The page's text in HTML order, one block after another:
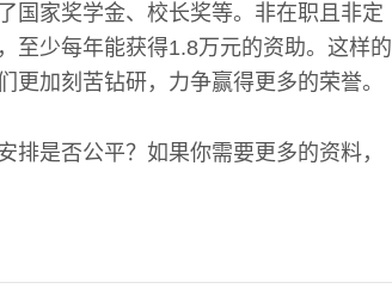
国家奖学金、校长奖等。非在职且非定
至少每年能获得1.8万元的资助。这样的
加刻苦钻研，力争赢得更多的荣誉。
是否公平？如果你需要更多的资料，